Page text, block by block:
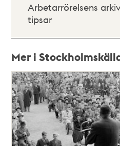
Arbetarrörelsens
tipsar
Mer i
Relaterade
poster
och
teman